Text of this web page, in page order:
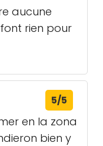
aucune
rien pour
5/5
en la zona
bien y